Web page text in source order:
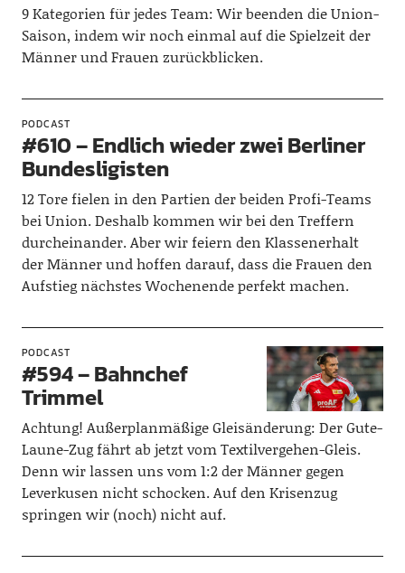
9 Kategorien für jedes Team: Wir beenden die Union-
Saison, indem wir noch einmal auf die Spielzeit der
Männer und Frauen zurückblicken.
PODCAST
#610 – Endlich wieder zwei Berliner
Bundesligisten
12 Tore fielen in den Partien der beiden Profi-Teams
bei Union. Deshalb kommen wir bei den Treffern
durcheinander. Aber wir feiern den Klassenerhalt
der Männer und hoffen darauf, dass die Frauen den
Aufstieg nächstes Wochenende perfekt machen.
PODCAST
#594 – Bahnchef
Trimmel
Achtung! Außerplanmäßige Gleisänderung: Der Gute-
Laune-Zug fährt ab jetzt vom Textilvergehen-Gleis.
Denn wir lassen uns vom 1:2 der Männer gegen
Leverkusen nicht schocken. Auf den Krisenzug
springen wir (noch) nicht auf.